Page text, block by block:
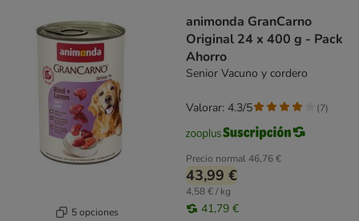
5 opciones
animonda GranCarno
Original 24 x 400 g - Pack
Ahorro
Senior Vacuno y cordero
Precio normal46,76 €
43,99 €
4,58 € / kg
41,79 €
Valorar: 4.3/5 (7)